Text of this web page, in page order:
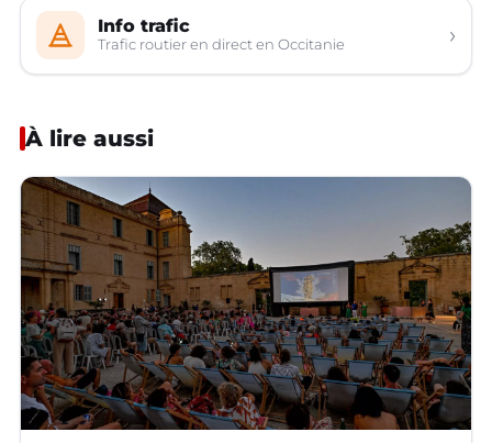
Info trafic
Trafic routier en direct en Occitanie ›
À lire aussi